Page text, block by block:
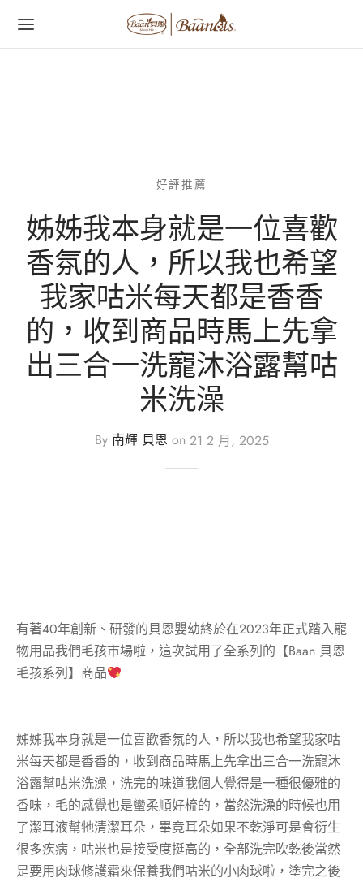
好評推薦
姊姊我本身就是一位喜歡
香氛的人，所以我也希望
我家咕米每天都是香香
的，收到商品時馬上先拿
出三合一洗寵沐浴露幫咕
米洗澡
By 南輝 貝恩 on 21 2 月, 2025
​有著40年創新、研發的貝恩嬰幼終於在2023年正式踏入寵
物用品我們毛孩市場啦，這次試用了全系列的【Baan 貝恩
毛孩系列】商品
姊姊我本身就是一位喜歡香氛的人，所以我也希望我家咕
米每天都是香香的，收到商品時馬上先拿出三合一洗寵沐
浴露幫咕米洗澡，洗完的味道我個人覺得是一種很優雅的
香味，毛的感覺也是蠻柔順好梳的，當然洗澡的時候也用
了潔耳液幫牠清潔耳朵，畢竟耳朵如果不乾淨可是會衍生
很多疾病，咕米也是接受度挺高的，全部洗完吹乾後當然
是要用肉球修護霜來保養我們咕米的小肉球啦，塗完之後